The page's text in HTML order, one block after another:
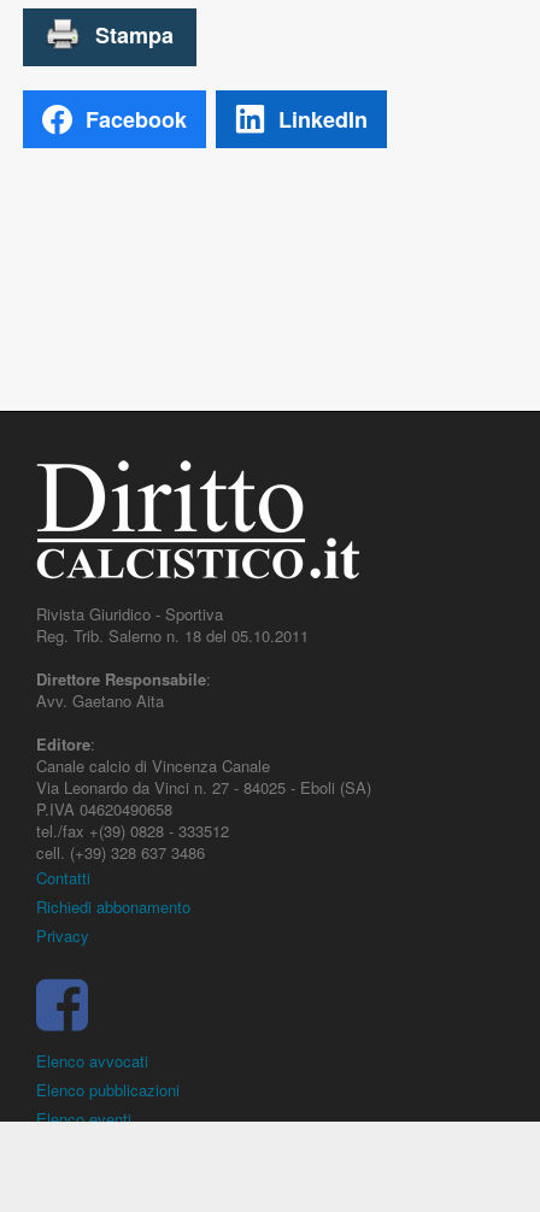
Facebook LinkedIn
Rivista Giuridico - Sportiva
Reg. Trib. Salerno n. 18 del 05.10.2011
Direttore Responsabile:
Avv. Gaetano Aita
Editore:
Canale calcio di Vincenza Canale
Via Leonardo da Vinci n. 27 - 84025 - Eboli (SA)
P.IVA 04620490658
tel./fax +(39) 0828 - 333512
cell. (+39) 328 637 3486
Contatti
Richiedi abbonamento
Privacy
Elenco avvocati
Elenco pubblicazioni
Elenco eventi